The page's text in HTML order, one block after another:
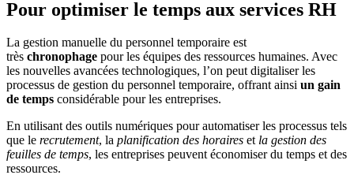
Pour optimiser le temps aux services RH
La gestion manuelle du personnel temporaire est
très chronophage pour les équipes des ressources humaines. Avec
les nouvelles avancées technologiques, l’on peut digitaliser les
processus de gestion du personnel temporaire, offrant ainsi un gain
de temps considérable pour les entreprises.
En utilisant des outils numériques pour automatiser les processus tels
que le recrutement, la planification des horaires et la gestion des
feuilles de temps, les entreprises peuvent économiser du temps et des
ressources.